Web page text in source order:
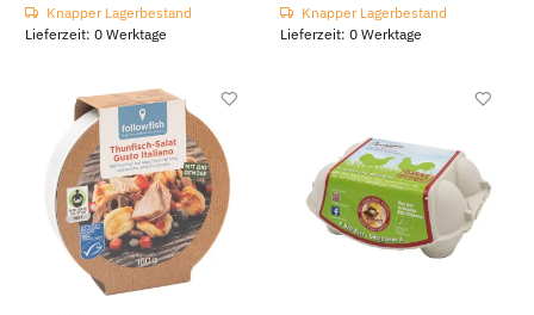
Knapper Lagerbestand
Lieferzeit: 0 Werktage
Knapper Lagerbestand
Lieferzeit: 0 Werktage